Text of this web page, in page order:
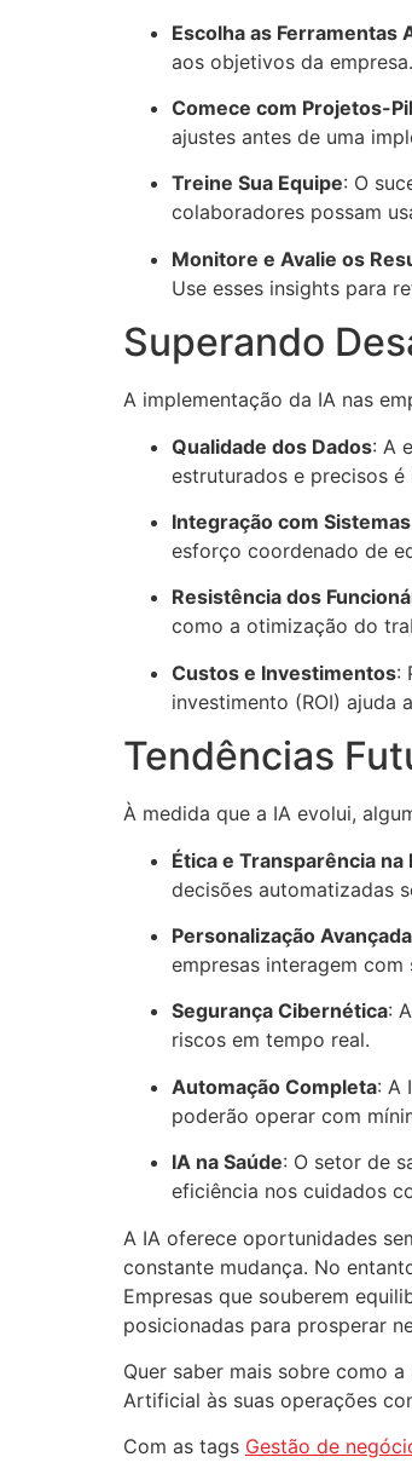
Escolha as Ferramentas
aos objetivos da empresa.
Comece com Projetos-
ajustes antes de uma
Treine Sua Equipe: O
colaboradores possam
Monitore e Avalie os
Use esses insights para
Superando
A implementação da IA nas
Qualidade dos Dados: A
estruturados e precisos
Integração com
esforço coordenado de
Resistência dos
como a otimização do
Custos e Investimentos:
investimento (ROI) ajuda
Tendências
À medida que a IA evolui,
Ética e Transparência na
decisões automatizadas
Personalização Avançada
empresas interagem
Segurança Cibernética:
riscos em tempo real.
Automação Completa: A
poderão operar com
IA na Saúde: O setor de
eficiência nos cuidados
A IA oferece oportunidades
constante mudança. No
Empresas que souberem
posicionadas para prosperar
Quer saber mais sobre como
Artificial às suas operações
Com as tags Gestão de